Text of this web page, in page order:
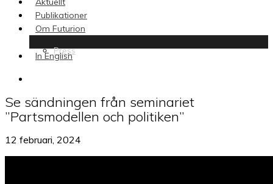
Publikationer
Om Futurion
Press
In English
Se sändningen från seminariet
”Partsmodellen och politiken”
12 februari, 2024